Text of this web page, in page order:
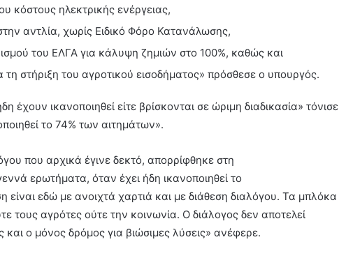
κόστους ηλεκτρικής ενέργειας,
αντλία, χωρίς Ειδικό Φόρο Κατανάλωσης,
του ΕΛΓΑ για κάλυψη ζημιών στο 100%, καθώς και
τη στήριξη του αγροτικού εισοδήματος» πρόσθεσε ο υπουργός.
έχουν ικανοποιηθεί είτε βρίσκονται σε ώριμη διαδικασία» τόνισε
το 74% των αιτημάτων».
που αρχικά έγινε δεκτό, απορρίφθηκε στη
ερωτήματα, όταν έχει ήδη ικανοποιηθεί το
εδώ με ανοιχτά χαρτιά και με διάθεση διαλόγου. Τα μπλόκα
τους αγρότες ούτε την κοινωνία. Ο διάλογος δεν αποτελεί
ο μόνος δρόμος για βιώσιμες λύσεις» ανέφερε.